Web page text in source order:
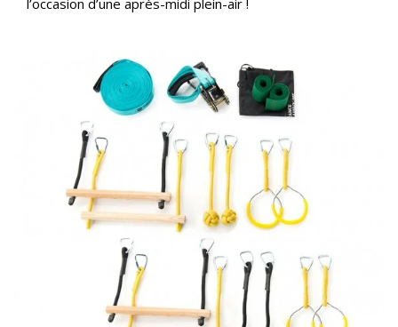
l’occasion d’une après-midi plein-air !